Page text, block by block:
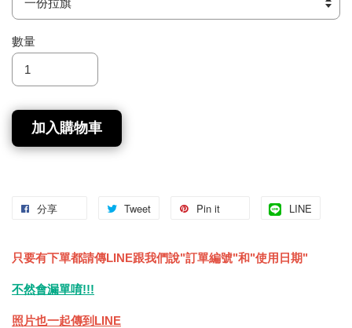
數量
加入購物車
分享 Tweet Pin it LINE
只要有下單都請傳LINE跟我們說"訂單編號"和"使用日期"
不然會漏單唷!!!
照片也一起傳到LINE